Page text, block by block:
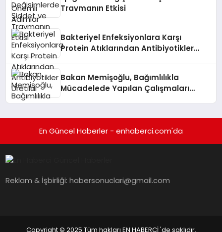
Travmanın Etkisi
Bakteriyel Enfeksiyonlara Karşı
Protein Atıklarından Antibiyotikler
Bakan Memişoğlu, Bağımlılıkla
Mücadelede Yapılan Çalışmaları
En Güncel Haberler - enhaberci.com'da
Reklam & İşbirliği:habersonuclari@gmail.com
Copyright © 2025 Tüm hakları EN HABERCİ 'de saklıdır.